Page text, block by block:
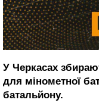
У Черкасах
для мінометної
батальйону.